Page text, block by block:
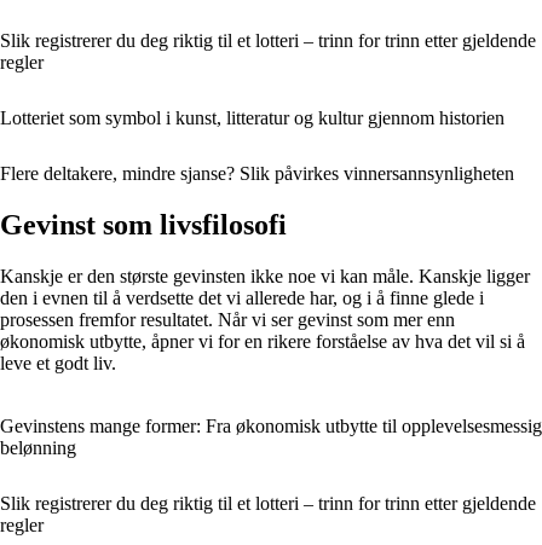
Slik registrerer du deg riktig til et lotteri – trinn for trinn etter gjeldende
regler
Lotteriet som symbol i kunst, litteratur og kultur gjennom historien
Flere deltakere, mindre sjanse? Slik påvirkes vinnersannsynligheten
Gevinst som livsfilosofi
Kanskje er den største gevinsten ikke noe vi kan måle. Kanskje ligger
den i evnen til å verdsette det vi allerede har, og i å finne glede i
prosessen fremfor resultatet. Når vi ser gevinst som mer enn
økonomisk utbytte, åpner vi for en rikere forståelse av hva det vil si å
leve et godt liv.
Gevinstens mange former: Fra økonomisk utbytte til opplevelsesmessig
belønning
Slik registrerer du deg riktig til et lotteri – trinn for trinn etter gjeldende
regler